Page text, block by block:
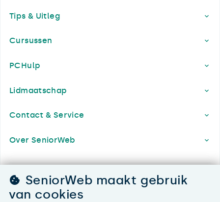
Tips & Uitleg
Cursussen
PCHulp
Lidmaatschap
Contact & Service
Over SeniorWeb
SeniorWeb.
De computerhulp voor u.
SeniorWeb maakt gebruik
van cookies